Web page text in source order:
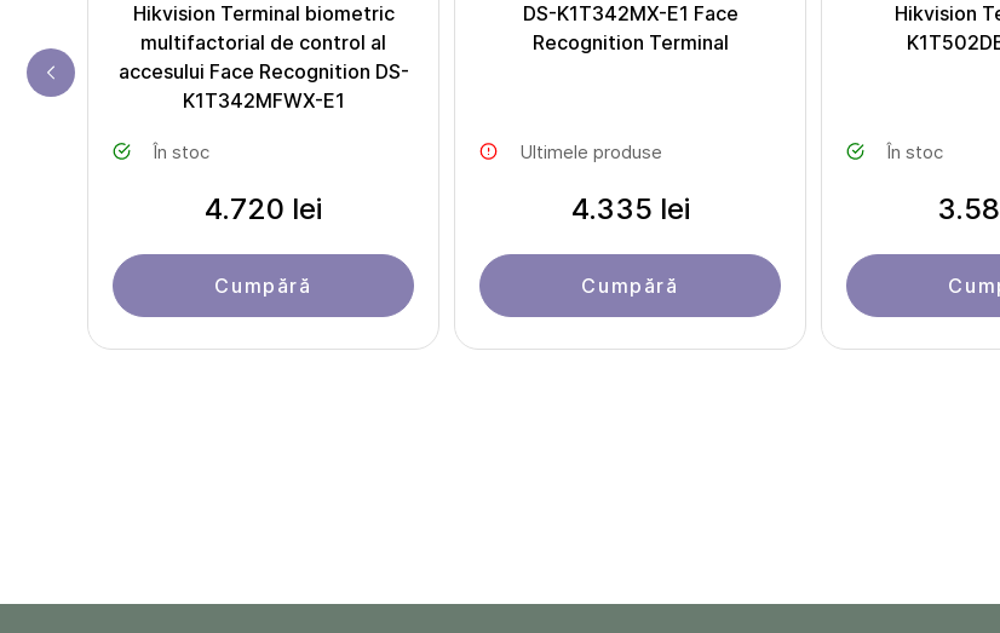
Hikvision Terminal biometric
multifactorial de control al
accesului Face Recognition DS-
K1T342MFWX-E1
În stoc
4.720 lei
Cumpără
DS-K1T342MX-E1 Face
Recognition Terminal
Ultimele produse
4.335 lei
Cumpără
Hikvision
În stoc